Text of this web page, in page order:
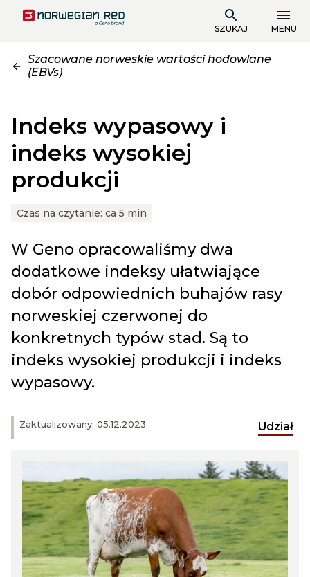
SZUKAJ MENU
Szacowane norweskie wartości hodowlane
(EBVs)
Indeks wypasowy i
indeks wysokiej
produkcji
Czas na czytanie: ca 5 min
Zaktualizowany: 05.12.2023 Udział
W Geno opracowaliśmy dwa
dodatkowe indeksy ułatwiające
dobór odpowiednich buhajów rasy
norweskiej czerwonej do
konkretnych typów stad. Są to
indeks wysokiej produkcji i indeks
wypasowy.